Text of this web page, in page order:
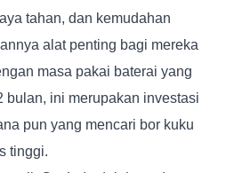
tahan, dan kemudahan
alat penting bagi mereka
masa pakai baterai yang
bulan, ini merupakan investasi
pun yang mencari bor kuku
tinggi.